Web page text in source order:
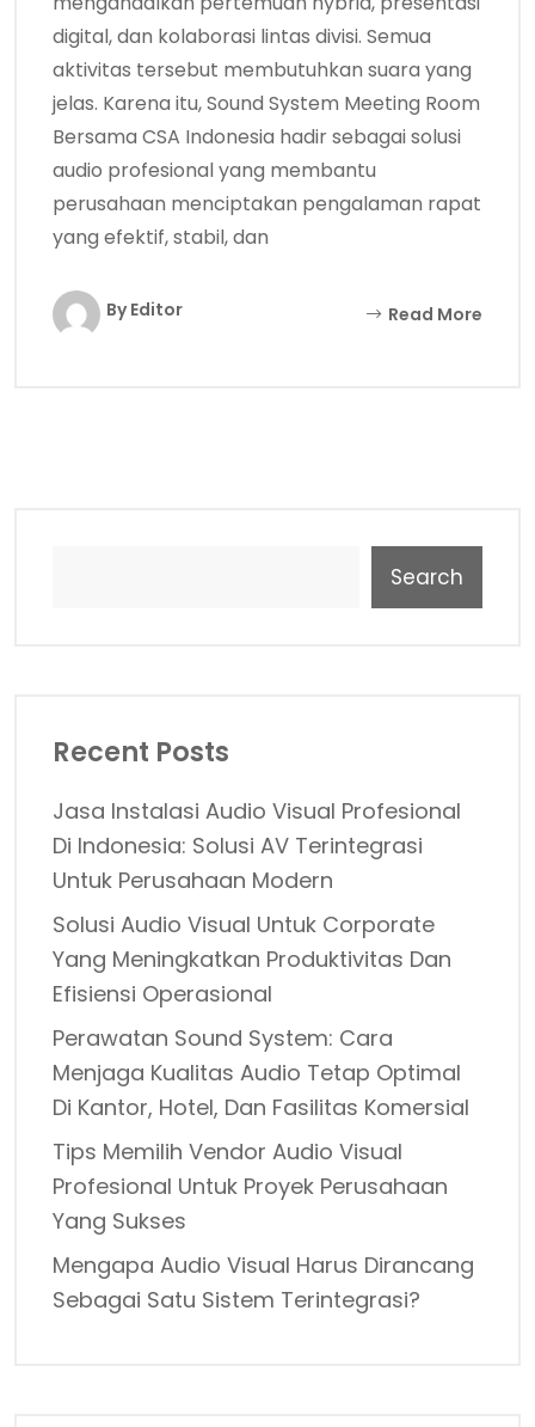
digital, dan kolaborasi lintas divisi. Semua
aktivitas tersebut membutuhkan suara yang
jelas. Karena itu, Sound System Meeting Room
Bersama CSA Indonesia hadir sebagai solusi
audio profesional yang membantu
perusahaan menciptakan pengalaman rapat
yang efektif, stabil, dan
By Editor Read More
Search
Recent Posts
Jasa Instalasi Audio Visual Profesional
Di Indonesia: Solusi AV Terintegrasi
Untuk Perusahaan Modern
Solusi Audio Visual Untuk Corporate
Yang Meningkatkan Produktivitas Dan
Efisiensi Operasional
Perawatan Sound System: Cara
Menjaga Kualitas Audio Tetap Optimal
Di Kantor, Hotel, Dan Fasilitas Komersial
Tips Memilih Vendor Audio Visual
Profesional Untuk Proyek Perusahaan
Yang Sukses
Mengapa Audio Visual Harus Dirancang
Sebagai Satu Sistem Terintegrasi?